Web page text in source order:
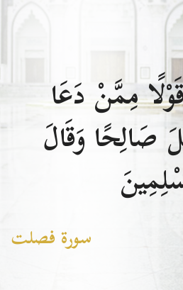
مِمَّنْ دَعَا
صَالِحًا وَقَالَ
سورة فصلت